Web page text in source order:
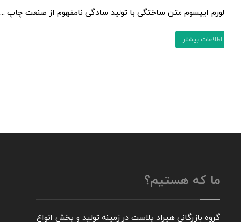
لورم ایپسوم متن ساختگی با تولید سادگی نامفهوم از صنعت چاپ ...
اطلاعات بیشتر
ما که هستیم؟
گروه بازرگانی هیراد پلاست در زمینه تولید و پخش انواع